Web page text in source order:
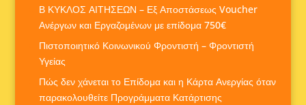
Β ΚΥΚΛΟΣ ΑΙΤΗΣΕΩΝ – Εξ Αποστάσεως Voucher
Ανέργων και Εργαζομένων με επίδομα 750€
Πιστοποιητικό Κοινωνικού Φροντιστή – Φροντιστή
Υγείας
Πώς δεν χάνεται το Επίδομα και η Κάρτα Ανεργίας όταν
παρακολουθείτε Προγράμματα Κατάρτισης